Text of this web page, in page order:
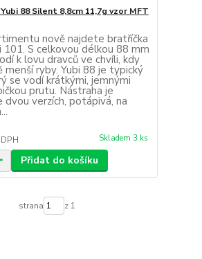
88 Silent 8,8cm 11,7g vzor MFT
nově najdete bratříčka
101. S celkovou délkou 88 mm
k lovu dravců ve chvíli, kdy
menší ryby. Yubi 88 je typický
se vodí krátkými, jemnými
prutu. Nástraha je
dvou verzích, potápivá, na
Skladem 3 ks
Přidat do košíku
strana z 1